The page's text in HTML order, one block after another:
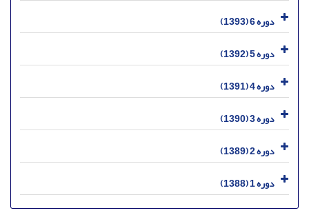
دوره 6 (1393)
دوره 5 (1392)
دوره 4 (1391)
دوره 3 (1390)
دوره 2 (1389)
دوره 1 (1388)